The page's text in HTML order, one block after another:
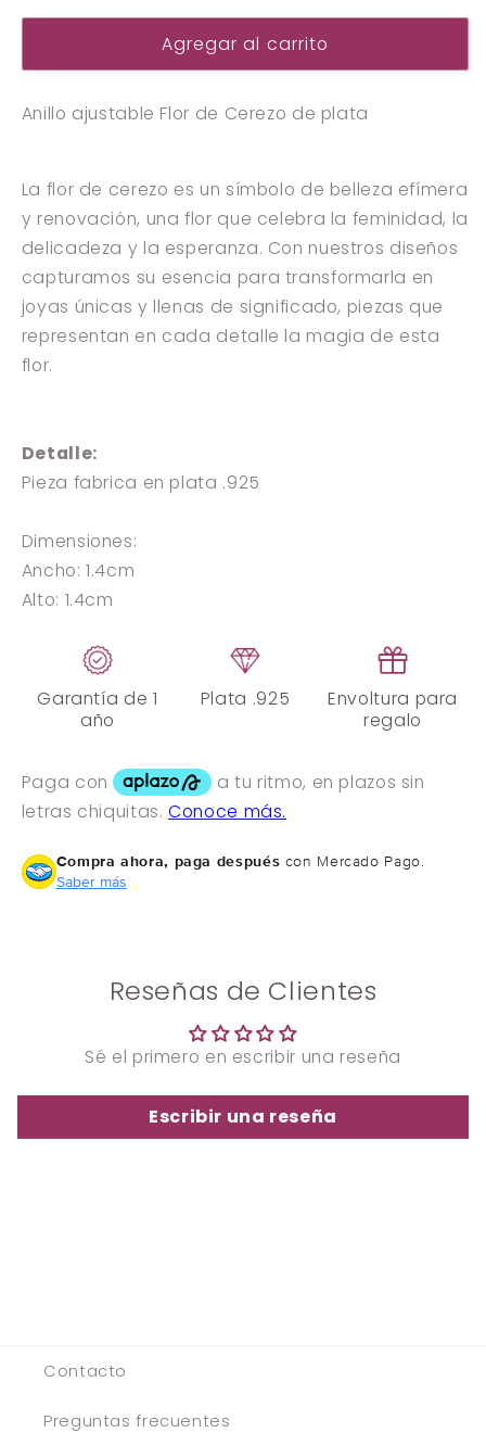
Cerezo
Agregar al carrito
Anillo ajustable Flor de Cerezo de plata
La flor de cerezo es un símbolo de belleza efímera
y renovación, una flor que celebra la feminidad, la
delicadeza y la esperanza. Con nuestros diseños
capturamos su esencia para transformarla en
joyas únicas y llenas de significado, piezas que
representan en cada detalle la magia de esta
flor.
Detalle:
Pieza fabrica en plata .925
Dimensiones:
Ancho: 1.4cm
Alto: 1.4cm
Garantía de 1
año
Plata .925
Envoltura para
regalo
Compra ahora, paga después con Mercado Pago.
Saber más
Reseñas de Clientes
Sé el primero en escribir una reseña
Escribir una reseña
Contacto
Preguntas frecuentes
Compra ahora y paga a meses
Agrega tu producto al carrito y
3 Paga mes a mescon saldo disponible,
débito u otros medios.